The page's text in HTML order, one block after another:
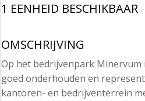
1 EENHEID BESCHIKBAAR
OMSCHRIJVING
Op het bedrijvenpark
goed onderhouden en
kantoren- en bedrijventerrein